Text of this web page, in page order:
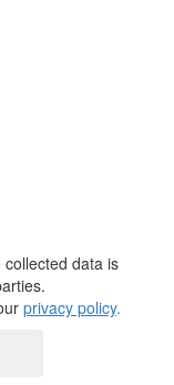
data is
privacy policy.